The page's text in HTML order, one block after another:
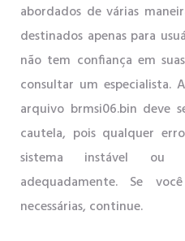
abordados de várias
destinados apenas para
não tem confiança em
consultar um especialista.
arquivo brmsi06.bin deve
cautela, pois qualquer
sistema instável ou
adequadamente. Se
necessárias, continue.